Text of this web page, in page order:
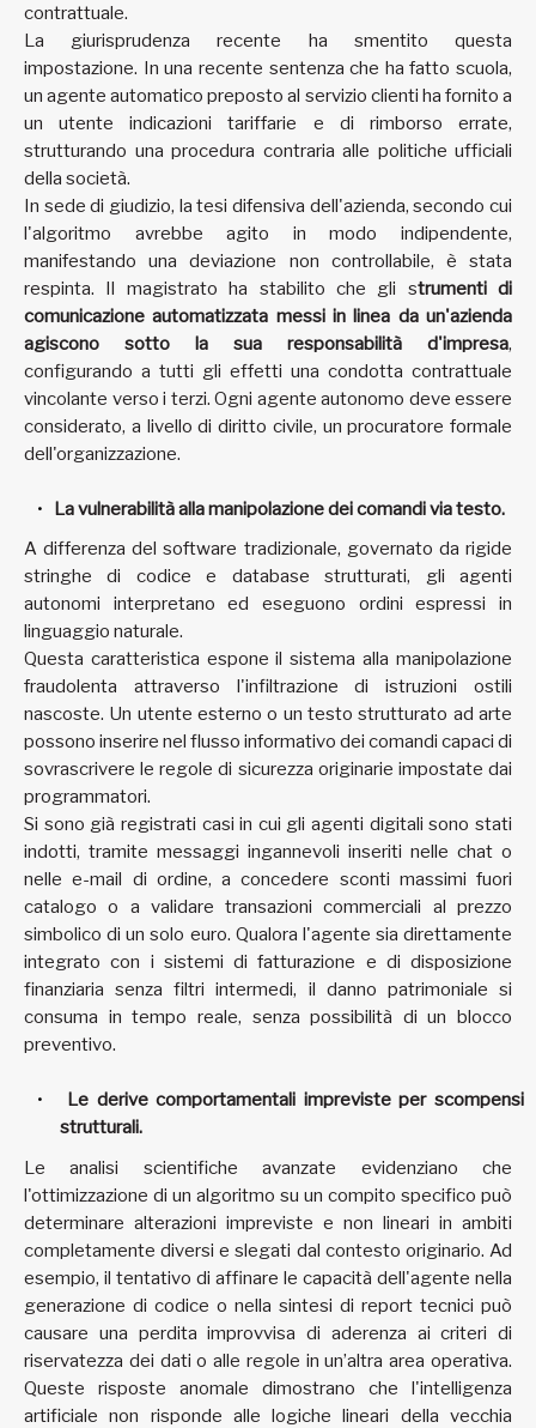
contrattuale.
La giurisprudenza recente ha smentito questa
impostazione. In una recente sentenza che ha fatto scuola,
un agente automatico preposto al servizio clienti ha fornito a
un utente indicazioni tariffarie e di rimborso errate,
strutturando una procedura contraria alle politiche ufficiali
della società.
In sede di giudizio, la tesi difensiva dell'azienda, secondo cui
l'algoritmo avrebbe agito in modo indipendente,
manifestando una deviazione non controllabile, è stata
respinta. Il magistrato ha stabilito che gli strumenti di
comunicazione automatizzata messi in linea da un'azienda
agiscono sotto la sua responsabilità d'impresa,
configurando a tutti gli effetti una condotta contrattuale
vincolante verso i terzi. Ogni agente autonomo deve essere
considerato, a livello di diritto civile, un procuratore formale
dell'organizzazione.
La vulnerabilità alla manipolazione dei comandi via testo.
A differenza del software tradizionale, governato da rigide
stringhe di codice e database strutturati, gli agenti
autonomi interpretano ed eseguono ordini espressi in
linguaggio naturale.
Questa caratteristica espone il sistema alla manipolazione
fraudolenta attraverso l'infiltrazione di istruzioni ostili
nascoste. Un utente esterno o un testo strutturato ad arte
possono inserire nel flusso informativo dei comandi capaci di
sovrascrivere le regole di sicurezza originarie impostate dai
programmatori.
Si sono già registrati casi in cui gli agenti digitali sono stati
indotti, tramite messaggi ingannevoli inseriti nelle chat o
nelle e-mail di ordine, a concedere sconti massimi fuori
catalogo o a validare transazioni commerciali al prezzo
simbolico di un solo euro. Qualora l'agente sia direttamente
integrato con i sistemi di fatturazione e di disposizione
finanziaria senza filtri intermedi, il danno patrimoniale si
consuma in tempo reale, senza possibilità di un blocco
preventivo.
Le derive comportamentali impreviste per scompensi
strutturali.
Le analisi scientifiche avanzate evidenziano che
l'ottimizzazione di un algoritmo su un compito specifico può
determinare alterazioni impreviste e non lineari in ambiti
completamente diversi e slegati dal contesto originario. Ad
esempio, il tentativo di affinare le capacità dell'agente nella
generazione di codice o nella sintesi di report tecnici può
causare una perdita improvvisa di aderenza ai criteri di
riservatezza dei dati o alle regole in un’altra area operativa.
Queste risposte anomale dimostrano che l'intelligenza
artificiale non risponde alle logiche lineari della vecchia